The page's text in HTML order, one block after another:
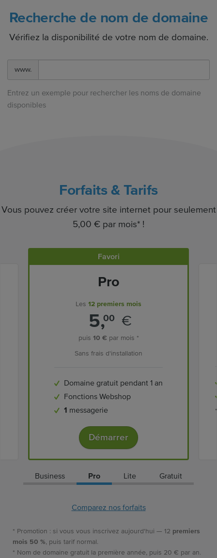
Recherche de nom de domaine
Vérifiez la disponibilité de votre nom de domaine.
www.
Entrez un exemple pour rechercher les noms de domaine
disponibles
Forfaits & Tarifs
Vous pouvez créer votre site internet pour seulement
5,00 € par mois* !
Favori
Pro
Les 12 premiers mois
5,00 €
puis 10 € par mois *
Sans frais d'installation
Domaine gratuit pendant 1 an
Fonctions Webshop
1 messagerie
Démarrer
Business Pro Lite Gratuit
Comparez nos forfaits
* Promotion : si vous vous inscrivez aujourd'hui — 12 premiers
mois 50 %, puis tarif normal.
* Nom de domaine gratuit la première année, puis 20 € par an.